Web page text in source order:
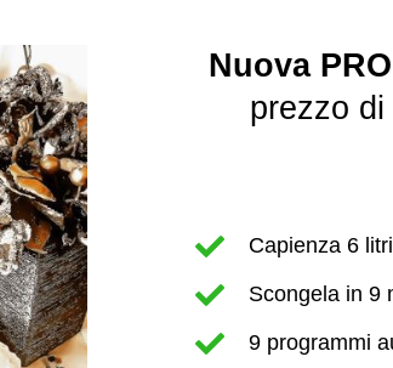
Nuova
prezzo
Capienza 6 litri
Scongela in 9
9 programmi